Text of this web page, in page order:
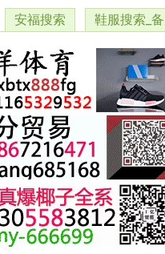
安福搜索 鞋服搜索_